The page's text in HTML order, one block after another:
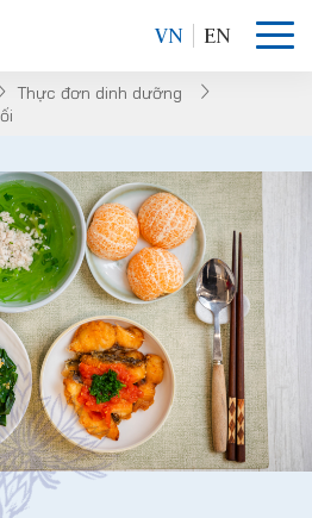
VN EN
Thực đơn dinh dưỡng